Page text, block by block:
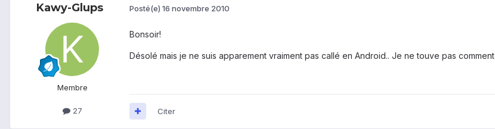
Kawy-Glups
Membre
27
Posté(e) 16 novembre 2010
Bonsoir!
Désolé mais je ne suis apparement vraiment pas callé en Android.. Je ne touve pas
Citer